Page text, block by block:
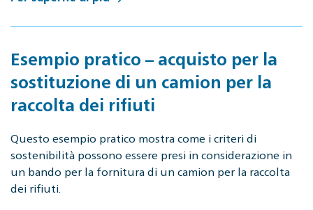
Esempio pratico – acquisto per la
sostituzione di un camion per la
raccolta dei rifiuti
Questo esempio pratico mostra come i criteri di
sostenibilità possono essere presi in considerazione in
un bando per la fornitura di un camion per la raccolta
dei rifiuti.